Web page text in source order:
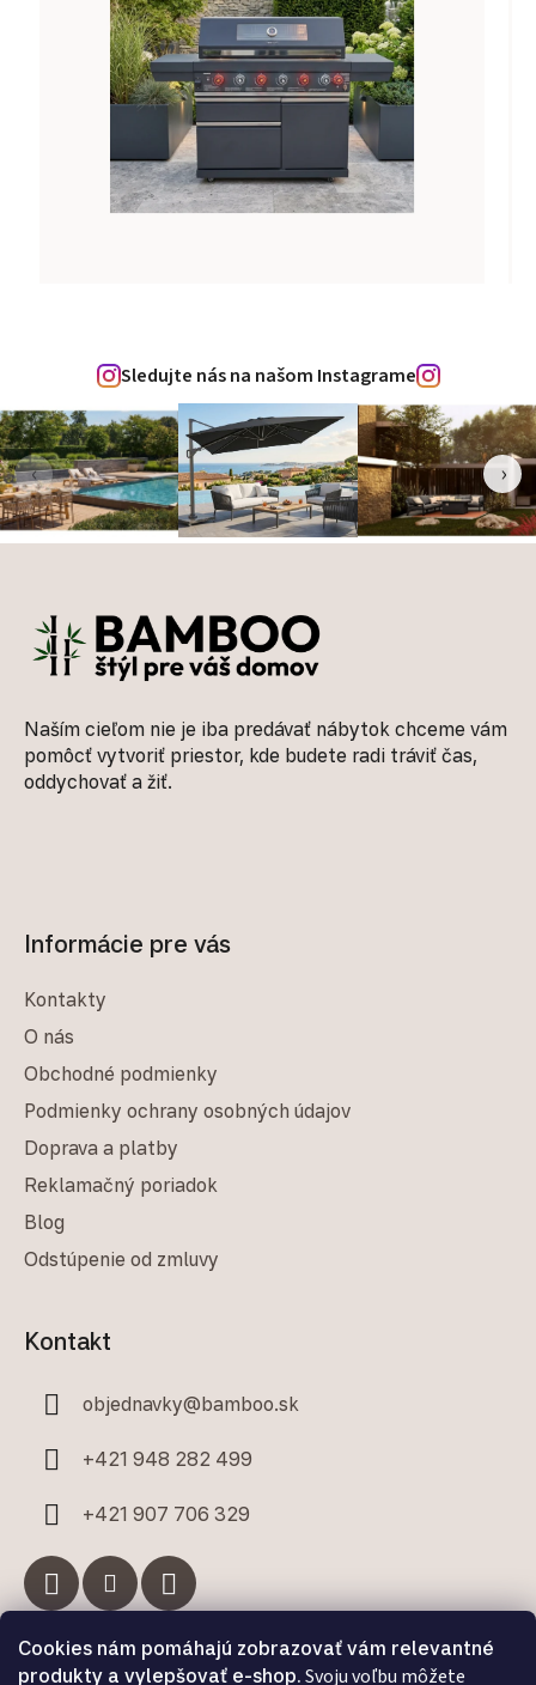
Cookies nám pomáhajú zobrazovať vám relevantné
produkty a vylepšovať e-shop. Svoju voľbu môžete
Sledujte nás na našom Instagrame
‹ ›
Naším cieľom nie je iba predávať nábytok chceme vám
pomôcť vytvoriť priestor, kde budete radi tráviť čas,
oddychovať a žiť.
Informácie pre vás
Kontakty
O nás
Obchodné podmienky
Podmienky ochrany osobných údajov
Doprava a platby
Reklamačný poriadok
Blog
Odstúpenie od zmluvy
Kontakt
objednavky@bamboo.sk
+421 948 282 499
+421 907 706 329
Facebook